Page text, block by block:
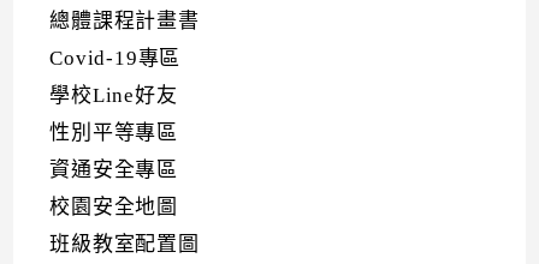
總體課程計畫書
Covid-19專區
學校Line好友
性別平等專區
資通安全專區
校園安全地圖
班級教室配置圖